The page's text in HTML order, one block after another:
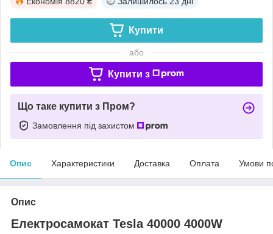
Купити
або
Купити з
Що таке купити з Пром?
Замовлення під захистом
Опис Характеристики Доставка Оплата Умови
Опис
Електросамокат Tesla 40000 4000W